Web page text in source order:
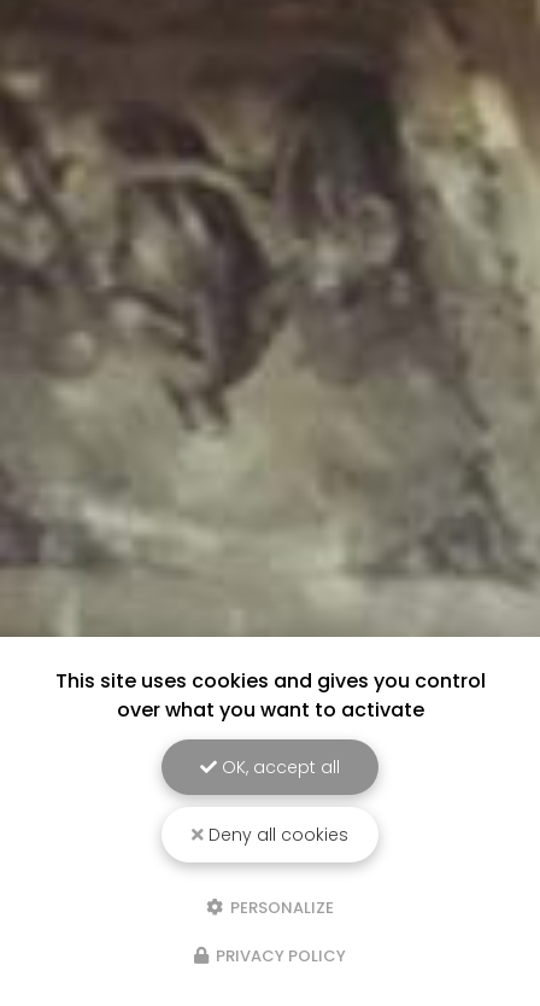
This site uses cookies and gives you control
over what you want to activate
OK, accept all
Deny all cookies
PERSONALIZE
PRIVACY POLICY